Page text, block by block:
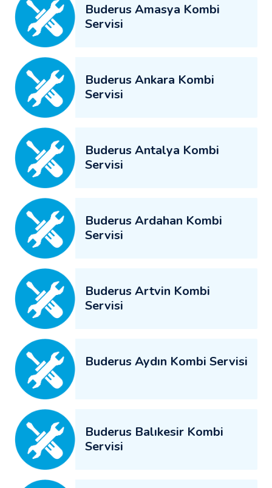
Buderus Amasya Kombi
Servisi
Buderus Ankara Kombi
Servisi
Buderus Antalya Kombi
Servisi
Buderus Ardahan Kombi
Servisi
Buderus Artvin Kombi
Servisi
Buderus Aydın Kombi Servisi
Buderus Balıkesir Kombi
Servisi